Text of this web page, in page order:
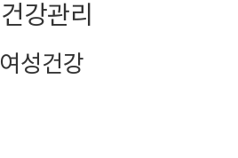
건강관리
여성건강